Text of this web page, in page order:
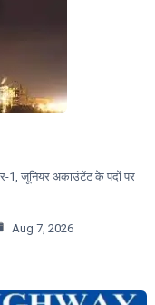
1, जूनियर अकाउंटेंट के पदों पर
Aug 7, 2026